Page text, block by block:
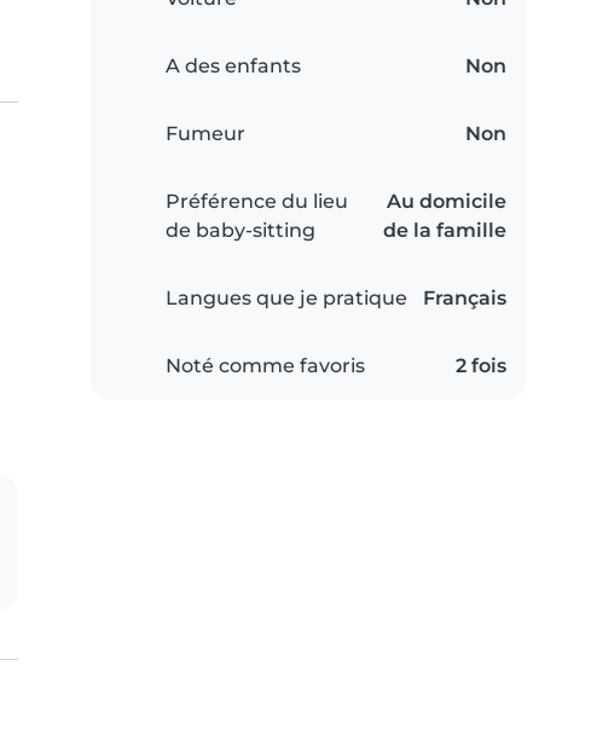
A des enfants Non
Fumeur Non
Préférence du lieu
de baby-sitting
Au domicile
de la famille
Langues que je pratique Français
Noté comme favoris 2 fois